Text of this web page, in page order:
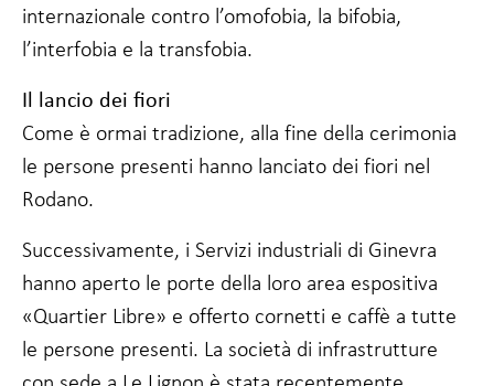
internazionale contro l’omofobia, la bifobia,
l’interfobia e la transfobia.
Il lancio dei fiori
Come è ormai tradizione, alla fine della cerimonia
le persone presenti hanno lanciato dei fiori nel
Rodano.
Successivamente, i Servizi industriali di Ginevra
hanno aperto le porte della loro area espositiva
«Quartier Libre» e offerto cornetti e caffè a tutte
le persone presenti. La società di infrastrutture